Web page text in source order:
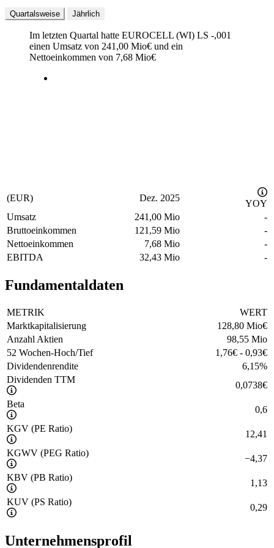
Quartalsweise Jährlich
Im letzten Quartal hatte EUROCELL (WI) LS -,001
einen Umsatz von 241,00 Mio€ und ein
Nettoeinkommen von 7,68 Mio€
(EUR) Dez. 2025
YOY
Umsatz
241,00 Mio
-
Bruttoeinkommen
121,59 Mio
-
Nettoeinkommen
7,68 Mio
-
EBITDA
32,43 Mio -
Fundamentaldaten
METRIK
WERT
Marktkapitalisierung
128,80 Mio€
Anzahl Aktien
98,55 Mio
52 Wochen-Hoch/Tief
1,76€ - 0,93€
Dividendenrendite
6,15%
Dividenden TTM
0,0738€
Beta
0,6
KGV (PE Ratio)
12,41
KGWV (PEG Ratio)
−4,37
KBV (PB Ratio)
1,13
KUV (PS Ratio)
0,29
Unternehmensprofil